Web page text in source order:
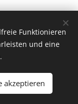
85253
zw.18-20 Uhr
Funktionieren
und eine
akzeptieren